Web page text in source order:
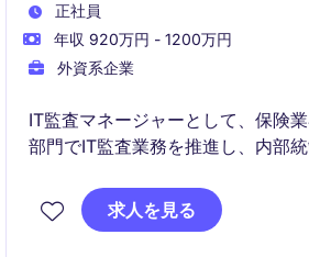
正社員
年収 920万円 - 1200万円
外資系企業
IT監査マネージャーとして、保険
部門でIT監査業務を推進し、内部
て業務を遂行していただきます。
求人を見る